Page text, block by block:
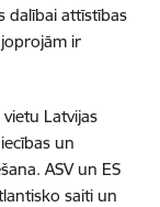
dalībai attīstības
ir
Latvijas
un
ASV un ES
saiti un